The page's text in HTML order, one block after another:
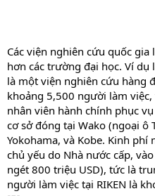
Các viện nghiên cứu quốc
hơn các trường đại học. Ví dụ
là một viện nghiên cứu hàng
khoảng 5,500 người làm
nhân viên hành chính phục
cơ sở đóng tại Wako (ngoại ô
Yokohama, và Kobe. Kinh
chủ yếu do Nhà nước cấp,
ngét 800 triệu USD), tức là
người làm việc tại RIKEN là